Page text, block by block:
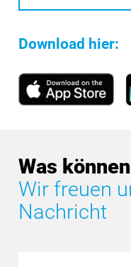
Download hier:
Was
Wir freuen
Nachricht